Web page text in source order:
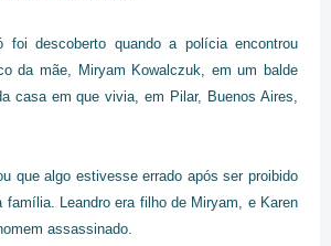
foi descoberto quando a polícia encontrou
da mãe, Miryam Kowalczuk, em um balde
casa em que vivia, em Pilar, Buenos Aires,
que algo estivesse errado após ser proibido
família. Leandro era filho de Miryam, e Karen
assassinado.